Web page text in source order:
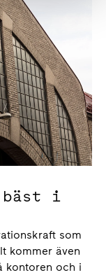
i
som
kommer även
kontoren och i